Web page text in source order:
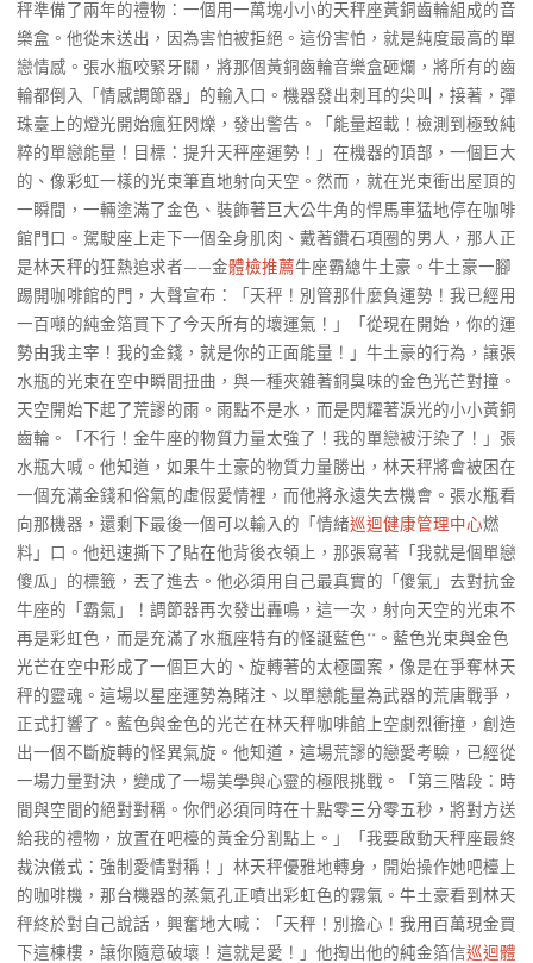
秤準備了兩年的禮物：一個用一萬塊小小的天秤座黃銅齒輪組成的音
樂盒。他從未送出，因為害怕被拒絕。這份害怕，就是純度最高的單
戀情感。張水瓶咬緊牙關，將那個黃銅齒輪音樂盒砸爛，將所有的齒
輪都倒入「情感調節器」的輸入口。機器發出刺耳的尖叫，接著，彈
珠臺上的燈光開始瘋狂閃爍，發出警告。「能量超載！檢測到極致純
粹的單戀能量！目標：提升天秤座運勢！」在機器的頂部，一個巨大
的、像彩虹一樣的光束筆直地射向天空。然而，就在光束衝出屋頂的
一瞬間，一輛塗滿了金色、裝飾著巨大公牛角的悍馬車猛地停在咖啡
館門口。駕駛座上走下一個全身肌肉、戴著鑽石項圈的男人，那人正
是林天秤的狂熱追求者——金體檢推薦牛座霸總牛土豪。牛土豪一腳
踢開咖啡館的門，大聲宣布：「天秤！別管那什麼負運勢！我已經用
一百噸的純金箔買下了今天所有的壞運氣！」「從現在開始，你的運
勢由我主宰！我的金錢，就是你的正面能量！」牛土豪的行為，讓張
水瓶的光束在空中瞬間扭曲，與一種夾雜著銅臭味的金色光芒對撞。
天空開始下起了荒謬的雨。雨點不是水，而是閃耀著淚光的小小黃銅
齒輪。「不行！金牛座的物質力量太強了！我的單戀被汙染了！」張
水瓶大喊。他知道，如果牛土豪的物質力量勝出，林天秤將會被困在
一個充滿金錢和俗氣的虛假愛情裡，而他將永遠失去機會。張水瓶看
向那機器，還剩下最後一個可以輸入的「情緒巡迴健康管理中心燃
料」口。他迅速撕下了貼在他背後衣領上，那張寫著「我就是個單戀
傻瓜」的標籤，丟了進去。他必須用自己最真實的「傻氣」去對抗金
牛座的「霸氣」！調節器再次發出轟鳴，這一次，射向天空的光束不
再是彩虹色，而是充滿了水瓶座特有的怪誕藍色**。藍色光束與金色
光芒在空中形成了一個巨大的、旋轉著的太極圖案，像是在爭奪林天
秤的靈魂。這場以星座運勢為賭注、以單戀能量為武器的荒唐戰爭，
正式打響了。藍色與金色的光芒在林天秤咖啡館上空劇烈衝撞，創造
出一個不斷旋轉的怪異氣旋。他知道，這場荒謬的戀愛考驗，已經從
一場力量對決，變成了一場美學與心靈的極限挑戰。「第三階段：時
間與空間的絕對對稱。你們必須同時在十點零三分零五秒，將對方送
給我的禮物，放置在吧檯的黃金分割點上。」「我要啟動天秤座最終
裁決儀式：強制愛情對稱！」林天秤優雅地轉身，開始操作她吧檯上
的咖啡機，那台機器的蒸氣孔正噴出彩虹色的霧氣。牛土豪看到林天
秤終於對自己說話，興奮地大喊：「天秤！別擔心！我用百萬現金買
下這棟樓，讓你隨意破壞！這就是愛！」他掏出他的純金箔信巡迴體